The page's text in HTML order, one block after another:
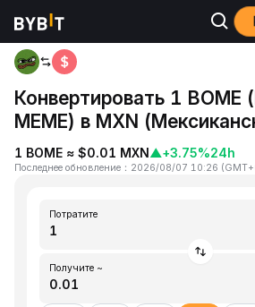
Главная
Конвертировать 1 BOME
MEME) в MXN
1 BOME ≈ $0.01 MXN▲+3.75%24h
Последнее обновление ： 2026/08/07 10:26 (
Потратите
Получите ~